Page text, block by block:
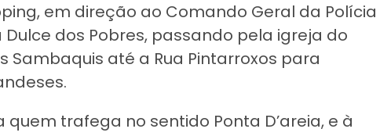
em direção ao Comando Geral da Polícia
dos Pobres, passando pela igreja do
Sambaquis até a Rua Pintarroxos para
trafega no sentido Ponta D’areia, e à